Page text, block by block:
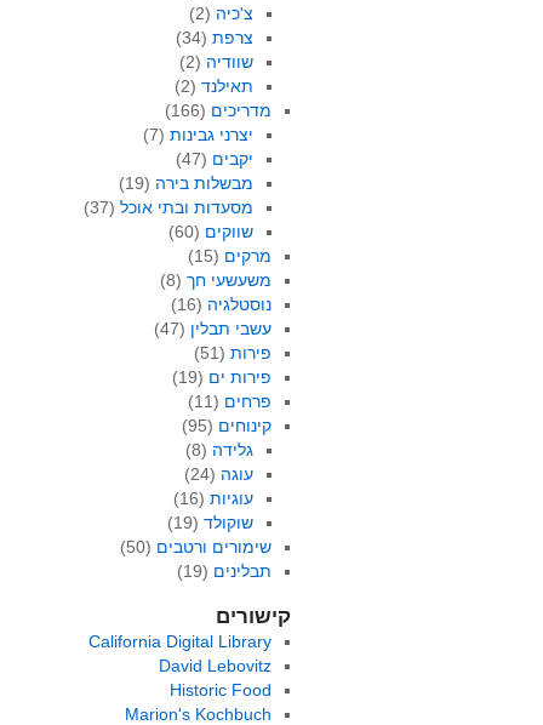
צ'כיה (2)
צרפת (34)
שוודיה (2)
תאילנד (2)
מדריכים (166)
יצרני גבינות (7)
יקבים (47)
מבשלות בירה (19)
מסעדות ובתי אוכל (37)
שווקים (60)
מרקים (15)
משעשעי חך(8)
נוסטלגיה (16)
עשבי תבלין (47)
פירות(51)
פירות ים (19)
פרחים (11)
קינוחים (95)
גלידה (8)
עוגה (24)
עוגיות (16)
שוקולד (19)
שימורים ורטבים (50)
תבלינים (19)
קישורים
California Digital Library
David Lebovitz
Historic Food
Marion's Kochbuch